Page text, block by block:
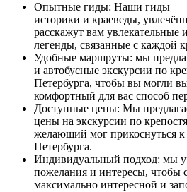
Опытные гиды: Наши гиды —
историки и краеведы,
расскажут вам увлекательные
легенды, связанные с каждой
Удобные маршруты: мы
и автобусные экскурсии по
Петербурга, чтобы вы могли
комфортный для вас способ
Доступные цены: Мы
цены на экскурсии по
желающий мог прикоснуться
Петербурга.
Индивидуальный подход: мы
пожелания и интересы, чтобы
максимально интересной и